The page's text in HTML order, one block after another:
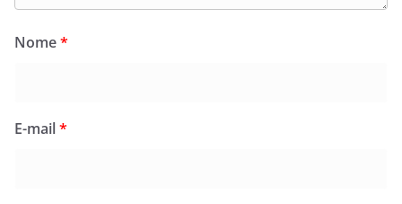
Nome*
E-mail*